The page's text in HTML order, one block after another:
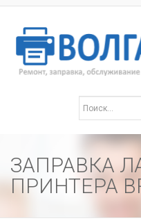
ЗАПРАВКА
ПРИНТЕРА